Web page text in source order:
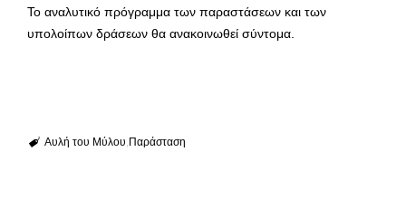
Το αναλυτικό πρόγραμμα των παραστάσεων και των
υπολοίπων δράσεων θα ανακοινωθεί σύντομα.
Αυλή του Μύλου Παράσταση